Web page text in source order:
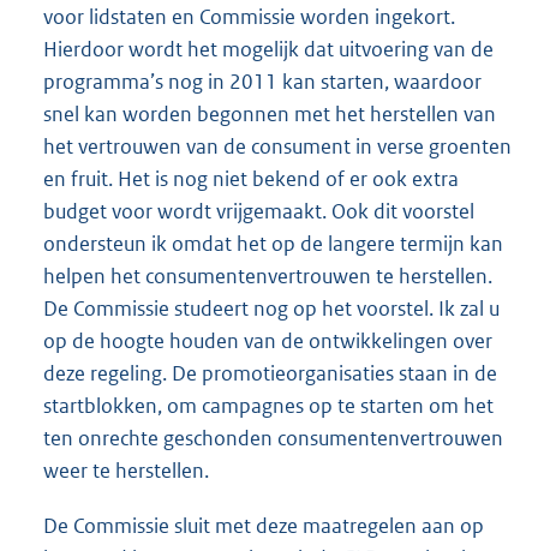
voor lidstaten en Commissie worden ingekort.
Hierdoor wordt het mogelijk dat uitvoering van de
programma’s nog in 2011 kan starten, waardoor
snel kan worden begonnen met het herstellen van
het vertrouwen van de consument in verse groenten
en fruit. Het is nog niet bekend of er ook extra
budget voor wordt vrijgemaakt. Ook dit voorstel
ondersteun ik omdat het op de langere termijn kan
helpen het consumentenvertrouwen te herstellen.
De Commissie studeert nog op het voorstel. Ik zal u
op de hoogte houden van de ontwikkelingen over
deze regeling. De promotieorganisaties staan in de
startblokken, om campagnes op te starten om het
ten onrechte geschonden consumentenvertrouwen
weer te herstellen.
De Commissie sluit met deze maatregelen aan op